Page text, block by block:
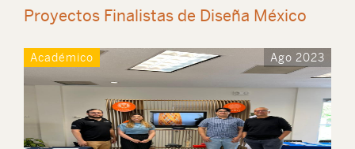
Proyectos Finalistas de Diseña México
Académico Ago 2023